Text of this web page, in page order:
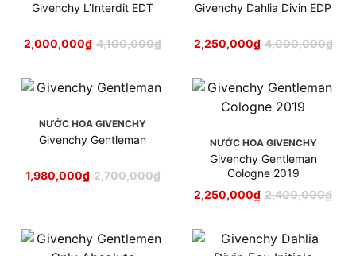
Givenchy L’Interdit EDT
4,100,000₫
2,000,000₫
Givenchy Dahlia Divin EDP
4,000,000₫
2,250,000₫
NƯỚC HOA GIVENCHY
Givenchy Gentleman
2,700,000₫
1,980,000₫
NƯỚC HOA GIVENCHY
Givenchy Gentleman
Cologne 2019
2,400,000₫
2,250,000₫